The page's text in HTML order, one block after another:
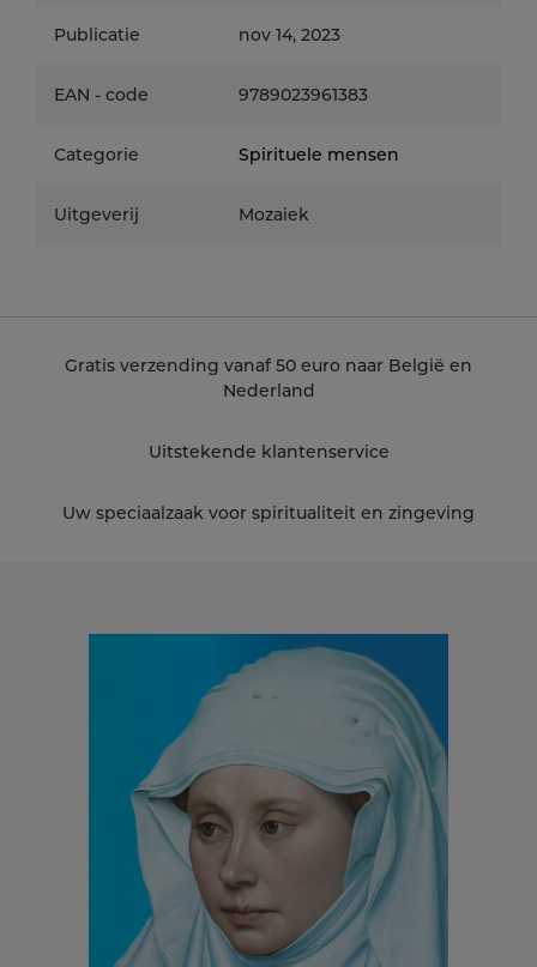
Publicatie nov 14, 2023
EAN - code 9789023961383
Categorie Spirituele mensen
Uitgeverij Mozaiek
Gratis verzending vanaf 50 euro naar België en
Nederland
Uitstekende klantenservice
Uw speciaalzaak voor spiritualiteit en zingeving